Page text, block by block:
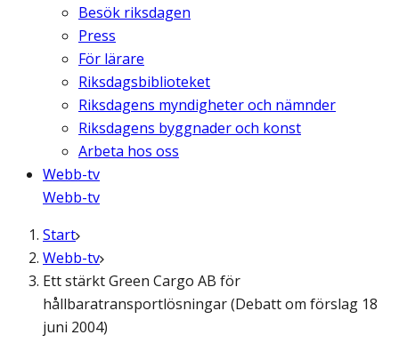
Besök riksdagen
Press
För lärare
Riksdagsbiblioteket
Riksdagens myndigheter och nämnder
Riksdagens byggnader och konst
Arbeta hos oss
Webb-tv
Webb-tv
Start
Webb-tv
Ett stärkt Green Cargo AB för
hållbaratransportlösningar (Debatt om förslag 18
juni 2004)